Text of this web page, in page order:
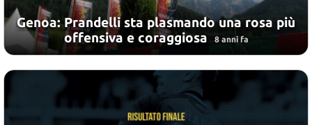
Genoa: Prandelli sta plasmando una rosa più
offensiva e coraggiosa
8 anni fa